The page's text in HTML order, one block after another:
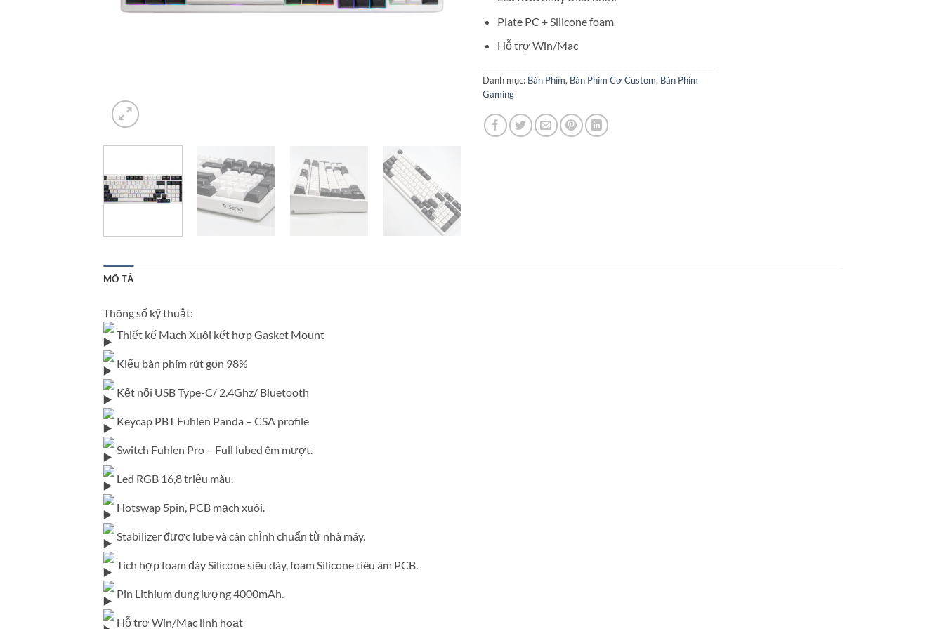
Plate PC + Silicone foam
Hỗ trợ Win/Mac
Danh mục: Bàn Phím, Bàn Phím Cơ Custom, Bàn Phím
Gaming
MÔ TẢ
Thông số kỹ thuật:
Thiết kế Mạch Xuôi kết hợp Gasket Mount
Kiểu bàn phím rút gọn 98%
Kết nối USB Type-C/ 2.4Ghz/ Bluetooth
Keycap PBT Fuhlen Panda – CSA profile
Switch Fuhlen Pro – Full lubed êm mượt.
Led RGB 16,8 triệu màu.
Hotswap 5pin, PCB mạch xuôi.
Stabilizer được lube và cân chỉnh chuẩn từ nhà máy.
Tích hợp foam đáy Silicone siêu dày, foam Silicone tiêu âm PCB.
Pin Lithium dung lượng 4000mAh.
Hỗ trợ Win/Mac linh hoạt